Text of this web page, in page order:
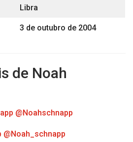
Libra
3 de outubro de 2004
de Noah
@Noahschnapp
@Noah_schnapp